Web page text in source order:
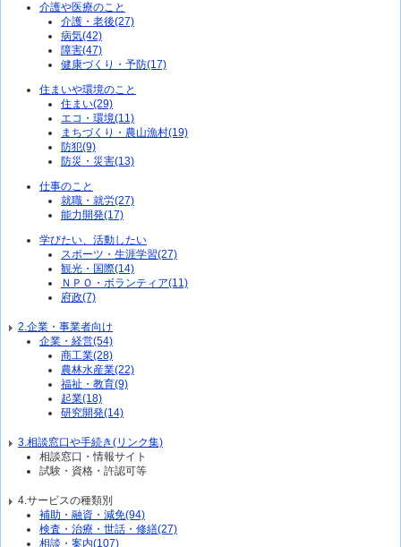
介護や医療のこと
介護・老後(27)
病気(42)
障害(47)
健康づくり・予防(17)
住まいや環境のこと
住まい(29)
エコ・環境(11)
まちづくり・農山漁村(19)
防犯(9)
防災・災害(13)
仕事のこと
就職・就労(27)
能力開発(17)
学びたい、活動したい
スポーツ・生涯学習(27)
観光・国際(14)
ＮＰＯ・ボランティア(11)
府政(7)
2.企業・事業者向け
企業・経営(54)
商工業(28)
農林水産業(22)
福祉・教育(9)
起業(18)
研究開発(14)
3.相談窓口や手続き(リンク集)
相談窓口・情報サイト
試験・資格・許認可等
4.サービスの種類別
補助・融資・減免(94)
検査・治療・世話・修繕(27)
相談・案内(107)